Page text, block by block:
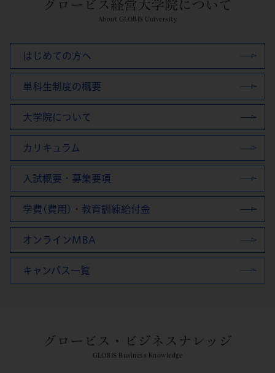
グロービス経営大学院について
About GLOBIS University
はじめての方へ
単科生制度の概要
大学院について
カリキュラム
入試概要・募集要項
学費(費用)・教育訓練給付金
オンラインMBA
キャンパス一覧
グロービス・ビジネスナレッジ
GLOBIS Business Knowledge